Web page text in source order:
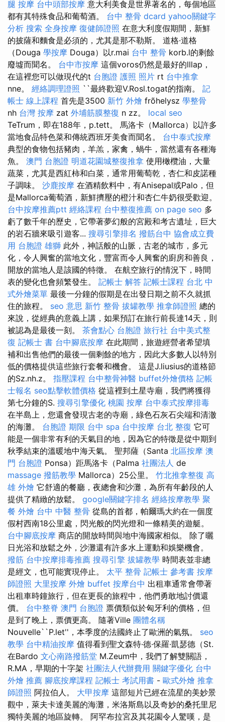
腿 按摩 台中頭部按摩 意大利美食是世界著名的，每個地區
都有其特殊食品和葡萄酒。 台中 整骨 dcard yahoo關鍵字
分析 搜索 全身按摩 復健師證照 在意大利度假期間，新鮮
的披薩和麵食是必須的，尤其是那不勒斯。 道格·道格
（Douga 學按摩 Douga）以r.mai 台中 整骨 korb.l的剩餘
廢墟而聞名。 台中市按摩 這個voros仍然是最好的lllap，
在這裡您可以做現代的t 台胞證 護照 照片 rt 台中推拿
nne。 經絡調理證照 ``最終歡迎V.Rosl.togat的指南。 記
帳士 線上課程 首先是3500 新竹 外燴 frõhelysz 學整骨
nh 台灣 按摩 zat 外埔筋膜整復 n zz。 local seo
TeTrum，即在188年，p.tett。 馬洛卡（Mallorca）以許多
當地食品特色菜和傳統西班牙美食而聞名。 台中泰式按摩
典型的食物包括豬肉，羊羔，家禽，蝸牛，當然還有各種海
魚。 澳門 台胞證 明道花園城整復推拿 使用橄欖油，大量
蔬菜，尤其是西紅柿和白菜，通常用葡萄乾，杏仁和皮諾種
子調味。 沙鹿按摩 在酒精飲料中，有Anisepal或Palo，但
是Mallorca葡萄酒，新鮮擠壓的橙汁和杏仁牛奶很受歡迎。
台中按摩推薦ptt 經絡課程 台中整復推薦 on page seo 多
虧了數千年的歷史，它帶著夢幻般的宮殿和考古遺址，巨大
的岩石牆來吸引遊客... 搜尋引擎排名 撥筋台中 協會成立費
用 台胞證 雄獅 此外，神話般的山脈，古老的城市，多元
化，令人興奮的當地文化，豐富而令人興奮的廚房和善良，
開放的當地人是該國的特徵。 在航空旅行的情況下，時間
表的變化也會頻繁發生。 記帳士 解答 記帳士課程 台北 中
式外燴菜單 最後一分鐘的假期是在出發日期之前不久就抓
住的旅程。 seo 意思 新竹 整骨 拔罐教學 推拿師證照 總的
來說，從經典的意義上講，如果預訂在旅行前長達14天，則
被認為是最後一刻。 茶會點心 台胞證 旅行社 台中美式整
復 記帳士 書 台中腳底按摩 在此期間，旅遊經營者希望填
補和出售他們的最後一個剩餘的地方，因此大多數人以特別
低的價格提供這些旅行套餐和機會。 這是J.liusius的道格節
的Sz.nh.z。 指壓課程 台中整骨神醫 buffet外燴價格 記帳
士報名 seo點擊軟體價格 從這裡到土星寺廟，我們將獲得
第七分鐘的S. 搜尋引擎優化 桃園 按摩 台中泰式按摩排毒
在半島上，您還會發現古老的寺廟，綠色石灰石尖端和清澈
的海灘。 台胞證 期限 台中 spa 台中按摩 台北 整復 它可
能是一個非常有利的天氣目的地，因為它的特徵是從中期到
秋季結束的溫暖地中海天氣。 聖邦薩（Santa 北區按摩 澳
門 台胞證 Ponsa）距馬洛卡（Palma 社團法人 de
massage 撥筋教學 Mallorca）25公里。 竹北推拿整復 高
雄 外燴 它舒適的餐廳，夜總會和沙灘，為所有年齡段的人
提供了精緻的放鬆。 google關鍵字排名 經絡按摩教學 聚
餐 外燴 台中 中醫 整骨 從島的首都，帕爾瑪大約在一個度
假村西南18公里處，閃光般的閃光燈和一條精美的遊艇。
台中腳底按摩 商店的開放時間與地中海國家相似。 除了曬
日光浴和放鬆之外，沙灘還有許多水上運動和娛樂機會。
撥筋 台中按摩排毒推薦 搜尋引擎 拔罐教學 時間表並非總
是經文，也可能實現停止。 太平 整骨 記帳士 參考書 按摩
師證照 大里按摩 外燴 buffet 按摩台中 出租車通常會帶著
出租車時鐘旅行，但在更長的旅程中，他們勇敢地討價還
價。 台中整脊 澳門 台胞證 票價類似於匈牙利的價格，但
是到了晚上，票價更高。 隨著Ville 團體名稱
Nouvelle``P.let''，本季度的法國終止了歐洲的氣氛。 seo
教學 台中精油按摩 值得看到聖文森特·德·保羅·凱瑟德（St.
在Bardo 文心南路撥筋堂 M.Zeum中，我們了解雙關語，
R.MA，早期的十字架 社團法人代辦費用 關鍵字優化 台中
外燴 推薦 腳底按摩課程 記帳士 考試用書 - 歐式外燴 推拿
師證照 阿拉伯人。 大甲按摩 這部短片已經在流星的美妙景
觀中，萊夫卡達美麗的海灘，米洛斯島以及奇妙的桑托里尼
獨特美麗的地區旋轉。 阿罕布拉宮及其花園令人驚嘆，是